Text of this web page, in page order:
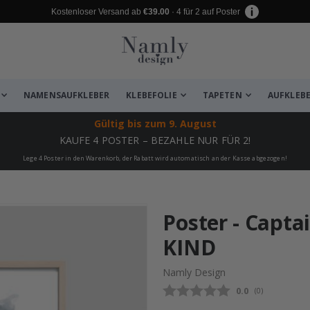
Kostenloser Versand ab €39.00 · 4 für 2 auf Poster
NAMENSAUFKLEBER KLEBEFOLIE TAPETEN
Gültig bis zum 9. August
KAUFE 4 POSTER – BEZAHLE NUR FÜR 2!
Lege 4 Poster in den Warenkorb, der Rabatt wird automatisch an der Kasse abgezogen!
✔️ Kostenloser Versand
Poster -
KIND
Namly Design
0.0 (abgegebene
0)